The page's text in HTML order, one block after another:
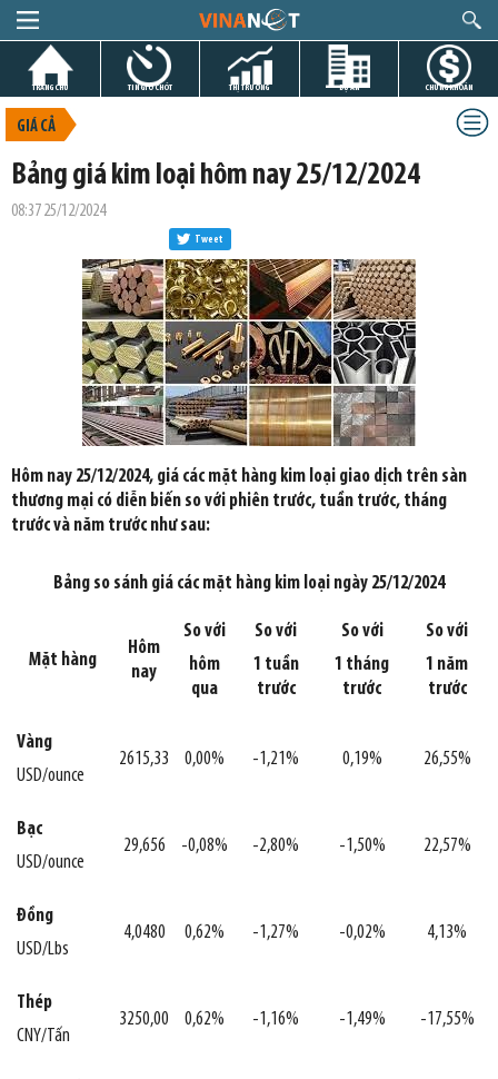
TRANG CHỦ TIN GIỜ CHÓT THỊ TRƯỜNG DỰ ÁN CHỨNG KHOÁN
GIÁ CẢ
Bảng giá kim loại hôm nay 25/12/2024
08:37 25/12/2024
Tweet
Hôm nay 25/12/2024, giá các mặt hàng kim loại giao dịch trên sàn
thương mại có diễn biến so với phiên trước, tuần trước, tháng
trước và năm trước như sau:
Bảng so sánh giá các mặt hàng kim loại ngày 25/12/2024
Mặt hàng
Hôm
nay
So với
hôm
qua
So với
1 tuần
trước
So với
1 tháng
trước
So với
1 năm
trước
Vàng
USD/ounce
2615,33 0,00% -1,21% 0,19% 26,55%
Bạc
USD/ounce
29,656 -0,08% -2,80% -1,50% 22,57%
Đồng
USD/Lbs
4,0480 0,62% -1,27% -0,02% 4,13%
Thép
CNY/Tấn
3250,00 0,62% -1,16% -1,49% -17,55%